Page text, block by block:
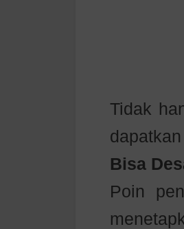
Tidak
Bisa
Poin